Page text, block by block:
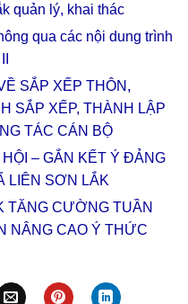
quản lý, khai thác
qua các nội dung trình
SẮP XẾP THÔN,
SẮP XẾP, THÀNH LẬP
TÁC CÁN BỘ
– GẮN KẾT Ý ĐẢNG
LIÊN SƠN LẮK
TĂNG CƯỜNG TUẦN
NÂNG CAO Ý THỨC